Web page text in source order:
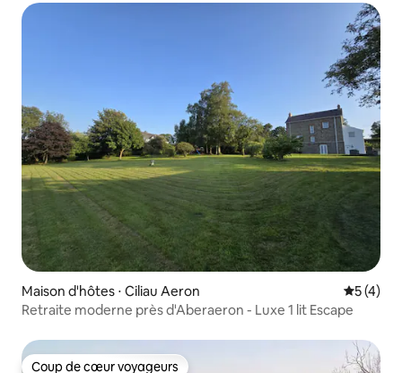
Maison d'hôtes ⋅ Ciliau Aeron
5 (4)
Retraite moderne près d'Aberaeron - Luxe 1 lit Escape
Coup de cœur voyageurs